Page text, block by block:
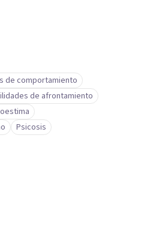
de comportamiento
de afrontamiento
Psicosis